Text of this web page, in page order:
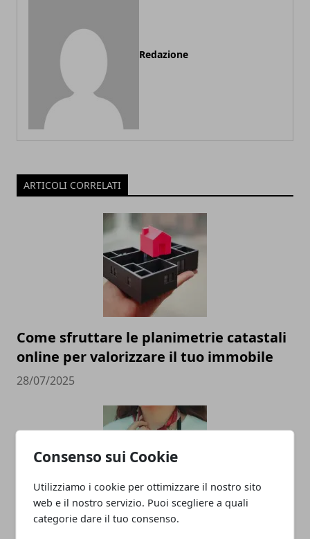
Consenso sui Cookie
Utilizziamo i cookie per ottimizzare il nostro sito
web e il nostro servizio. Puoi scegliere a quali
categorie dare il tuo consenso.
Redazione
ARTICOLI CORRELATI
Come sfruttare le planimetrie catastali
online per valorizzare il tuo immobile
28/07/2025
Cosa aspettarsi da un’agenzia hostess